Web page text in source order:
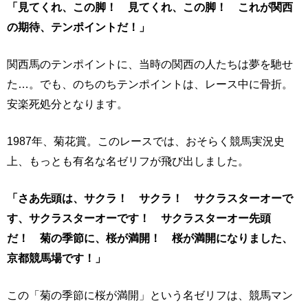
「見てくれ、この脚！ 見てくれ、この脚！ これが関西
の期待、テンポイントだ！」
関西馬のテンポイントに、当時の関西の人たちは夢を馳せ
た…。でも、のちのちテンポイントは、レース中に骨折。
安楽死処分となります。
1987年、菊花賞。このレースでは、おそらく競馬実況史
上、もっとも有名な名ゼリフが飛び出しました。
「さあ先頭は、サクラ！ サクラ！ サクラスターオーで
す、サクラスターオーです！ サクラスターオー先頭
だ！ 菊の季節に、桜が満開！ 桜が満開になりました、
京都競馬場です！」
この「菊の季節に桜が満開」という名ゼリフは、競馬マン